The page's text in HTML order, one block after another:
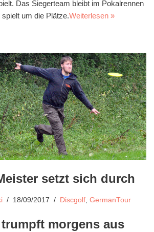
Das Siegerteam bleibt im Pokalrennen
um die Plätze.Weiterlesen »
setzt sich durch
18/09/2017 Discgolf, GermanTour
morgens aus